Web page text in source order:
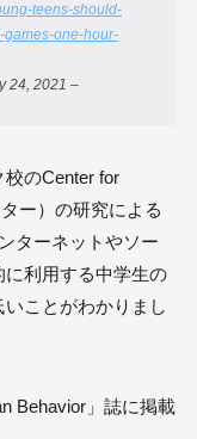
teens-should-
one-hour-
24, 2021 –
のCenter for
ー）の研究による
ターネットやソー
利用する中学生の
ことがわかりまし
Behavior」誌に掲載